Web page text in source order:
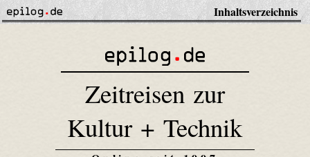
Inhaltsverzeichnis
Zeitreisen zur
Kultur + Technik